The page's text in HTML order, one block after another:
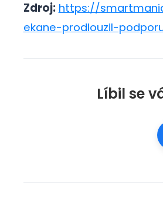
Zdroj: https://
ekane-prodlouzil-
Líbil se